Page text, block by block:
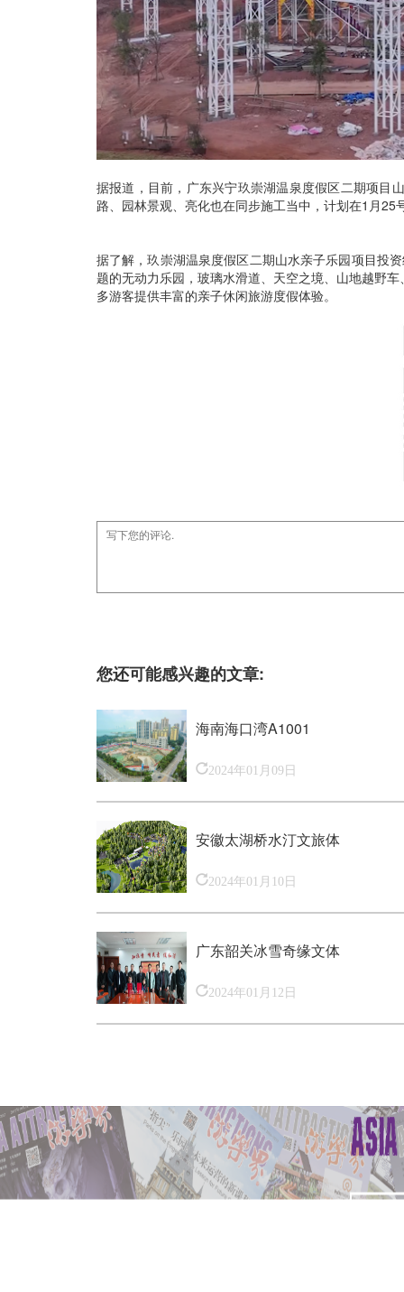
据报道，目前，广东兴宁玖崇湖温泉度假区二期项目
路、园林景观、亮化也在同步施工当中，计划在1月25
据了解，玖崇湖温泉度假区二期山水亲子乐园项目投
题的无动力乐园，玻璃水滑道、天空之境、山地越野
多游客提供丰富的亲子休闲旅游度假体验。
您还可能感兴趣的文章:
海南海口湾A1001
2024年01月09日
安徽太湖桥水汀文旅体
2024年01月10日
广东韶关冰雪奇缘文体
2024年01月12日